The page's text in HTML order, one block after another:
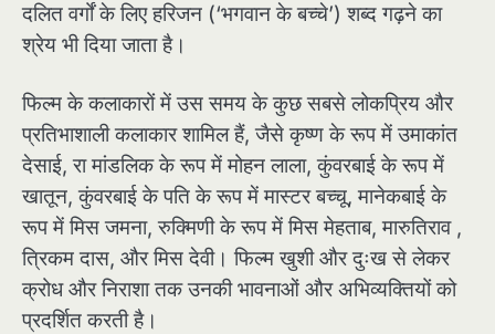
दलित वर्गों के लिए हरिजन (‘भगवान के बच्चे’) शब्द गढ़ने का
श्रेय भी दिया जाता है।
फिल्म के कलाकारों में उस समय के कुछ सबसे लोकप्रिय और
प्रतिभाशाली कलाकार शामिल हैं, जैसे कृष्ण के रूप में उमाकांत
देसाई, रा मांडलिक के रूप में मोहन लाला, कुंवरबाई के रूप में
खातून, कुंवरबाई के पति के रूप में मास्टर बच्चू, मानेकबाई के
रूप में मिस जमना, रुक्मिणी के रूप में मिस मेहताब, मारुतिराव ,
त्रिकम दास, और मिस देवी। फिल्म खुशी और दुःख से लेकर
क्रोध और निराशा तक उनकी भावनाओं और अभिव्यक्तियों को
प्रदर्शित करती है।